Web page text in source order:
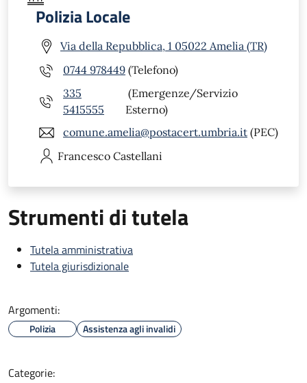
Polizia Locale
Via della Repubblica, 1 05022 Amelia (TR)
0744 978449 (Telefono)
335
5415555
(Emergenze/Servizio
Esterno)
comune.amelia@postacert.umbria.it (PEC)
Francesco Castellani
Strumenti di tutela
Tutela amministrativa
Tutela giurisdizionale
Argomenti:
Polizia Assistenza agli invalidi
Categorie: